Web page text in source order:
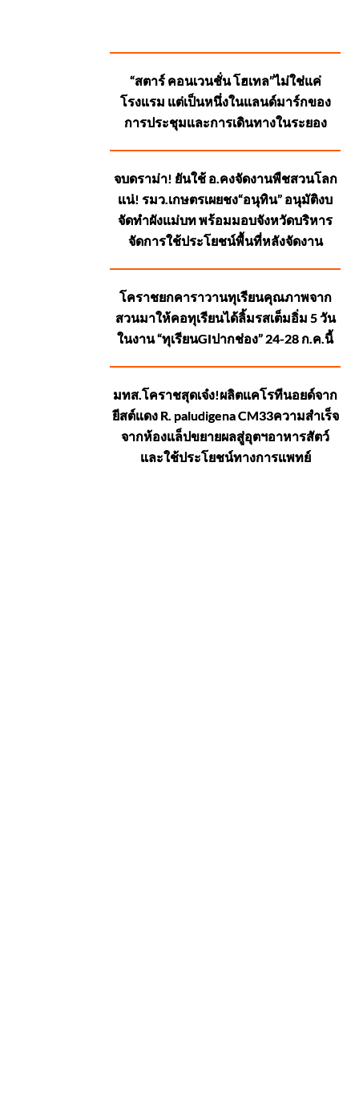
“สตาร์ คอนเวนชั่น โฮเทล”ไม่ใช่แค่
โรงแรม แต่เป็นหนึ่งในแลนด์มาร์กของ
การประชุมและการเดินทางในระยอง
จบดราม่า! ยันใช้ อ.คงจัดงานพืชสวนโลก
แน่! รมว.เกษตรเผยชง“อนุทิน” อนุมัติงบ
จัดทำผังแม่บท พร้อมมอบจังหวัดบริหาร
จัดการใช้ประโยชน์พื้นที่หลังจัดงาน
โคราชยกคาราวานทุเรียนคุณภาพจาก
สวนมาให้คอทุเรียนได้ลิ้มรสเต็มอิ่ม 5 วัน
ในงาน “ทุเรียนGIปากช่อง” 24-28 ก.ค.นี้
มทส.โคราชสุดเจ๋ง!ผลิตแคโรทีนอยด์จาก
ยีสต์แดง R. paludigena CM33ความสำเร็จ
จากห้องแล็ปขยายผลสู่อุตฯอาหารสัตว์
และใช้ประโยชน์ทางการแพทย์